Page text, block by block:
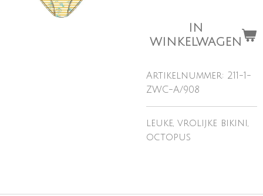
IN
WINKELWAGEN
Artikelnummer: 211-1-
ZWC-A/908
leuke, vrolijke bikini,
octopus